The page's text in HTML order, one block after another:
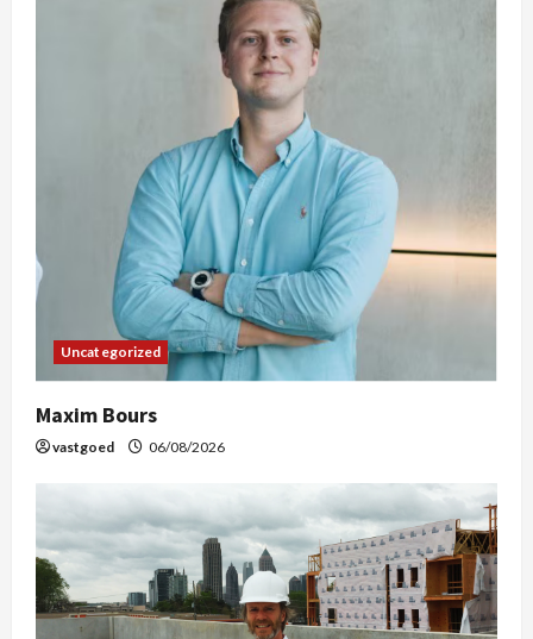
Uncategorized
Maxim Bours
vastgoed 06/08/2026